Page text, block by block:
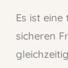
Es ist
sicheren